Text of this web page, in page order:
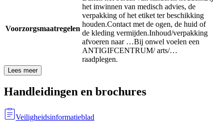
Voorzorgsmaatregelen
het inwinnen van medisch advies, de
verpakking of het etiket ter beschikking
houden.Contact met de ogen, de huid of
de kleding vermijden.Inhoud/verpakking
afvoeren naar …Bij onwel voelen een
ANTIGIFCENTRUM/ arts/…
raadplegen.
Lees meer
Handleidingen en brochures
Veiligheidsinformatieblad